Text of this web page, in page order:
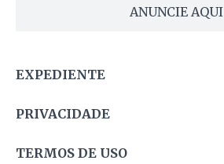
ANUNCIE AQUI
EXPEDIENTE
PRIVACIDADE
TERMOS DE USO